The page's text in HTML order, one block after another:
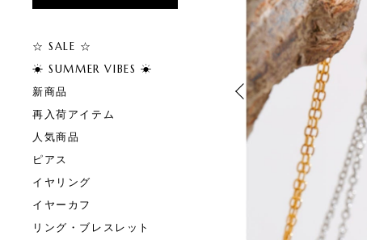
☆ SALE ☆
☀︎ SUMMER VIBES ☀︎
新商品
再入荷アイテム
人気商品
ピアス
イヤリング
イヤーカフ
リング・ブレスレット